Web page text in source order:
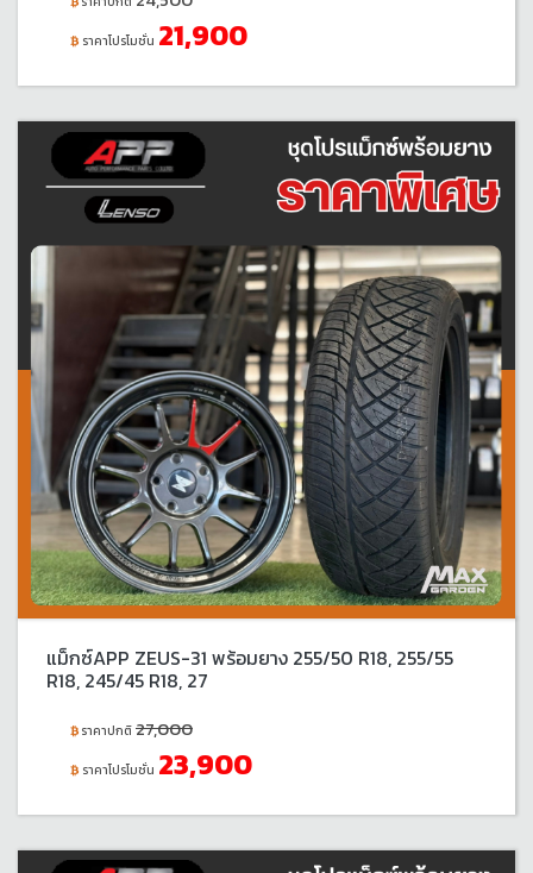
ราคาโปรโมชั่น 21,900
แม็กซ์APP ZEUS-31 พร้อมยาง 255/50 R18, 255/55
R18, 245/45 R18, 27
ราคาปกติ 27,000
ราคาโปรโมชั่น 23,900